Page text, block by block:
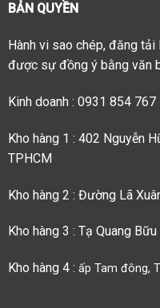
BẢN QUYỀN
Hành vi sao chép, đăng
được sự đồng ý bằng văn
Kinh doanh : 0931 854
Kho hàng 1 : 402 Nguyễn
TPHCM
Kho hàng 2 : Đường Lã
Kho hàng 3 : Tạ Quang
Kho hàng 4 : ấp Tam đông,